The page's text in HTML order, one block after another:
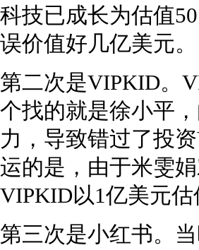
科技已成长为估值
误价值好几亿美元。
第二次是VIPKID。
个找的就是徐小平
力，导致错过了投
运的是，由于米雯
VIPKID以1亿美元
第三次是小红书。